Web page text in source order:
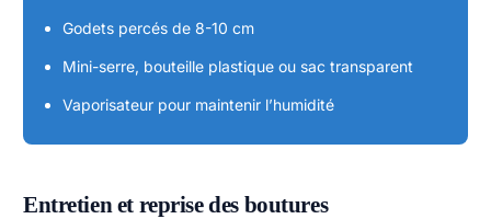
Godets percés de 8-10 cm
Mini-serre, bouteille plastique ou sac transparent
Vaporisateur pour maintenir l’humidité
Entretien et reprise des boutures